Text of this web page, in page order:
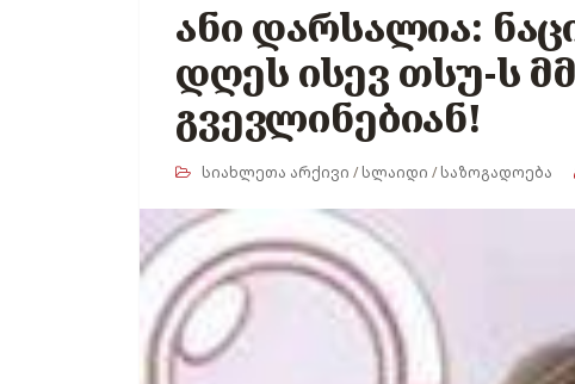
ანი დარსალია:
დღეს ისევ თსუ-ს
გვევლინებიან!
სიახლეთა არქივი /სლაიდი /საზოგადოება